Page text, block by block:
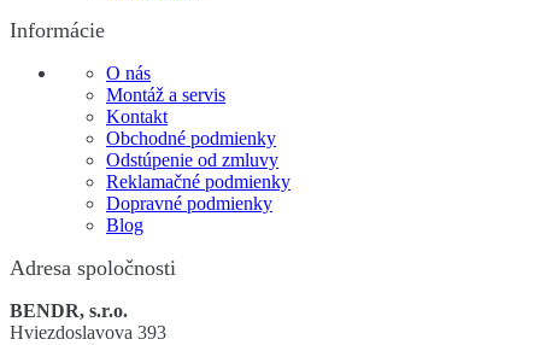
Informácie
O nás
Montáž a servis
Kontakt
Obchodné podmienky
Odstúpenie od zmluvy
Reklamačné podmienky
Dopravné podmienky
Blog
Adresa spoločnosti
BENDR, s.r.o.
Hviezdoslavova 393